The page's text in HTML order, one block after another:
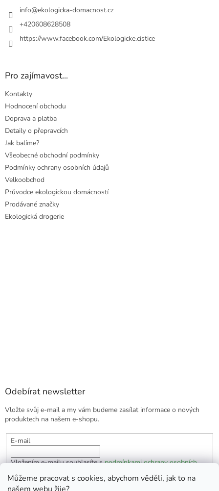
Můžeme pracovat s cookies, abychom věděli, jak to na
info@ekologicka-domacnost.cz
+420608628508
https://www.facebook.com/Ekologicke.cistice
Pro zajímavost...
Kontakty
Hodnocení obchodu
Doprava a platba
Detaily o přepravcích
Jak balíme?
Všeobecné obchodní podmínky
Podmínky ochrany osobních údajů
Velkoobchod
Průvodce ekologickou domácností
Prodávané značky
Ekologická drogerie
Odebírat newsletter
Vložte svůj e-mail a my vám budeme zasílat informace o nových
produktech na našem e-shopu.
E-mail
Vložením e-mailu souhlasíte spodmínkami ochrany osobních